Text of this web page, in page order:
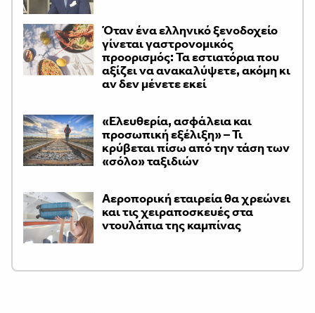
Όταν ένα ελληνικό ξενοδοχείο
γίνεται γαστρονομικός
προορισμός: Τα εστιατόρια που
αξίζει να ανακαλύψετε, ακόμη κι
αν δεν μένετε εκεί
«Ελευθερία, ασφάλεια και
προσωπική εξέλιξη» – Τι
κρύβεται πίσω από την τάση των
«σόλο» ταξιδιών
Αεροπορική εταιρεία θα χρεώνει
και τις χειραποσκευές στα
ντουλάπια της καμπίνας